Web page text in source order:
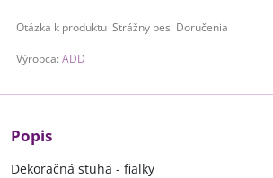
Otázka k produktu Strážny pes Doručenia
Výrobca: ADD
Popis
Dekoračná stuha - fialky